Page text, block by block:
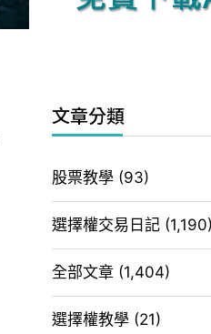
文章分類
股票教學 (93)
選擇權交易日記 (1,190)
全部文章 (1,404)
選擇權教學 (21)